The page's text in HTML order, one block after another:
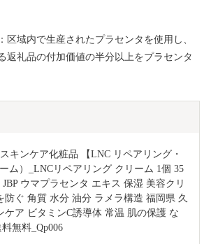
区域内で生産されたプラセンタを使用し、
返礼品の付加価値の半分以上をプラセンタ
キンケア化粧品 【LNC リペアリング・
ム）_LNCリペアリング クリーム 1個 35
ウマプラセンタ エキス 保湿 美容クリ
防ぐ 角質 水分 油分 ラメラ構造 福岡県 久
ケア ビタミンC誘導体 常温 肌の保護 な
無料_Qp006